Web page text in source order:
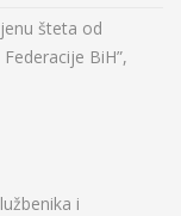
šteta od
BiH”,
i